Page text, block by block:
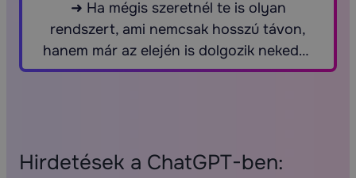
➜ Ha mégis szeretnél te is olyan
rendszert, ami nemcsak hosszú távon,
hanem már az elején is dolgozik neked…
Hirdetések a ChatGPT-ben: